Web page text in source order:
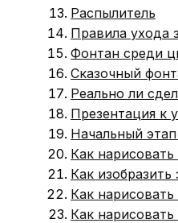
Распылитель
Правила ухода
Фонтан среди
Сказочный
Реально ли
Презентация к
Начальный
Как
Как
Как
Как